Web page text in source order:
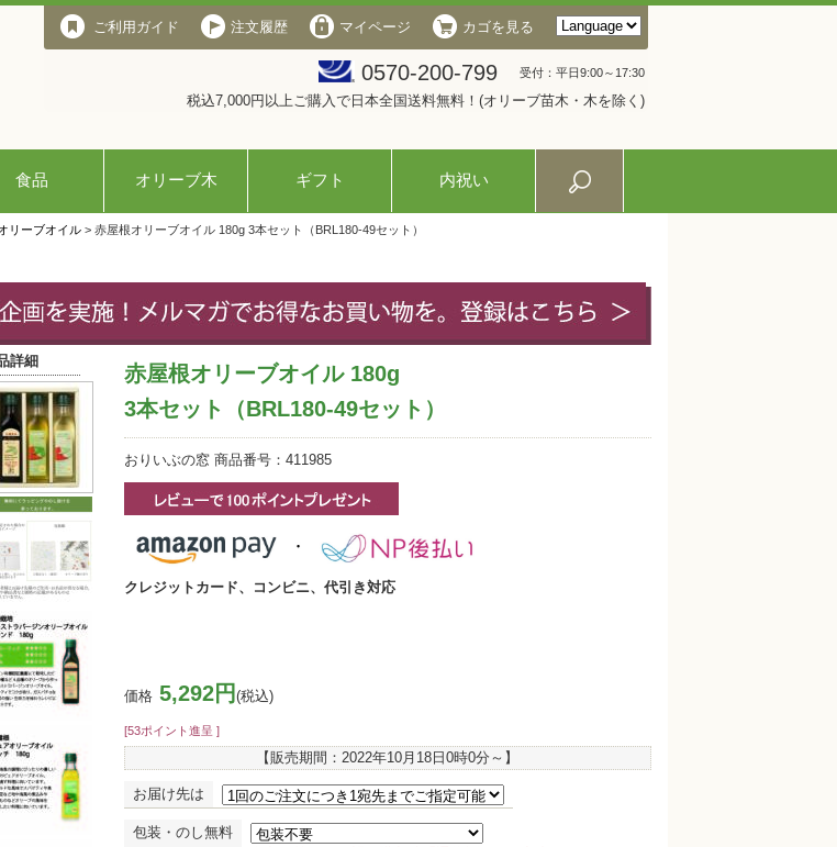
ご利用ガイド 注文履歴 マイページ カゴを見る
0570-200-799 受付：平日9:00～17:30
税込7,000円以上ご購入で日本全国送料無料！(オリーブ苗木・木を除く)
食品 オリーブ木 ギフト 内祝い
リーブオイル> 赤屋根オリーブオイル 180g 3本セット（BRL180-49セット）
赤屋根オリーブオイル 180g
3本セット（BRL180-49セット）
おりいぶの窓 商品番号：411985
クレジットカード、コンビニ、代引き対応
価格 5,292円 (税込)
[53ポイント進呈 ]
【販売期間： 2022年10月18日0時0分 ～】
お届け先は
包装・のし無料
詳細